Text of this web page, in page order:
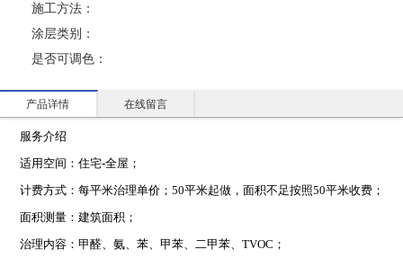
施工方法：
涂层类别：
是否可调色：
产品详情 在线留言
服务介绍
适用空间：住宅-全屋；
计费方式：每平米治理单价；50平米起做，面积不足按照50平米收费；
面积测量：建筑面积；
治理内容：甲醛、氨、苯、甲苯、二甲苯、TVOC；